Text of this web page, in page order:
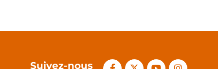
Suivez-nous